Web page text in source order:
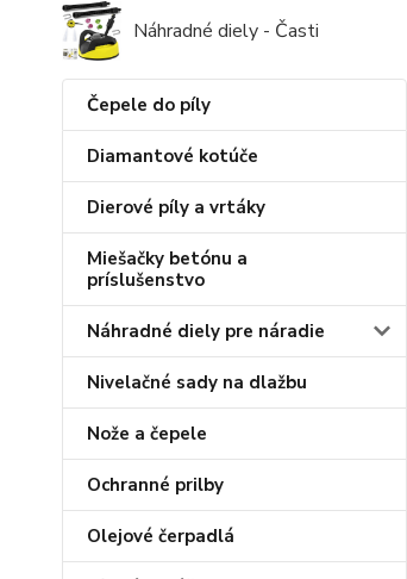
Náhradné diely - Časti
Čepele do píly
Diamantové kotúče
Dierové píly a vrtáky
Miešačky betónu a
príslušenstvo
Náhradné diely pre náradie
Nivelačné sady na dlažbu
Nože a čepele
Ochranné prilby
Olejové čerpadlá